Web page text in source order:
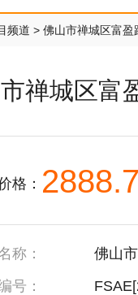
频道 > 佛山市禅城区富
禅城区富
格：
称：
佛山
号：